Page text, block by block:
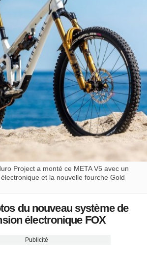
Project a monté ce META V5 avec un
et la nouvelle fourche Gold
du nouveau système de
électronique FOX
Publicité